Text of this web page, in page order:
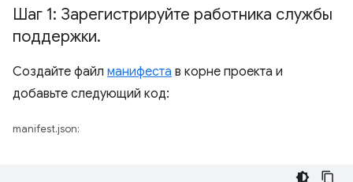
Шаг 1: Зарегистрируйте работника службы
поддержки.
Создайте файл манифеста в корне проекта и
добавьте следующий код:
manifest.json: